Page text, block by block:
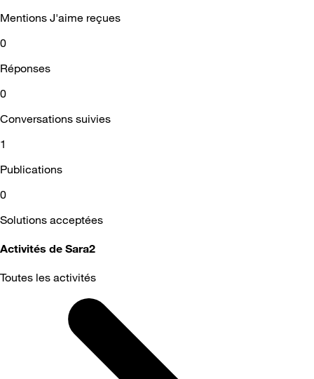
Mentions J'aime reçues
0
Réponses
0
Conversations suivies
1
Publications
0
Solutions acceptées
Activités de Sara2
Toutes les activités